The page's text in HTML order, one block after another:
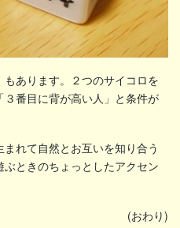
あります。２つのサイコロを
番目に背が高い人」と条件が
れて自然とお互いを知り合う
ときのちょっとしたアクセン
(おわり)